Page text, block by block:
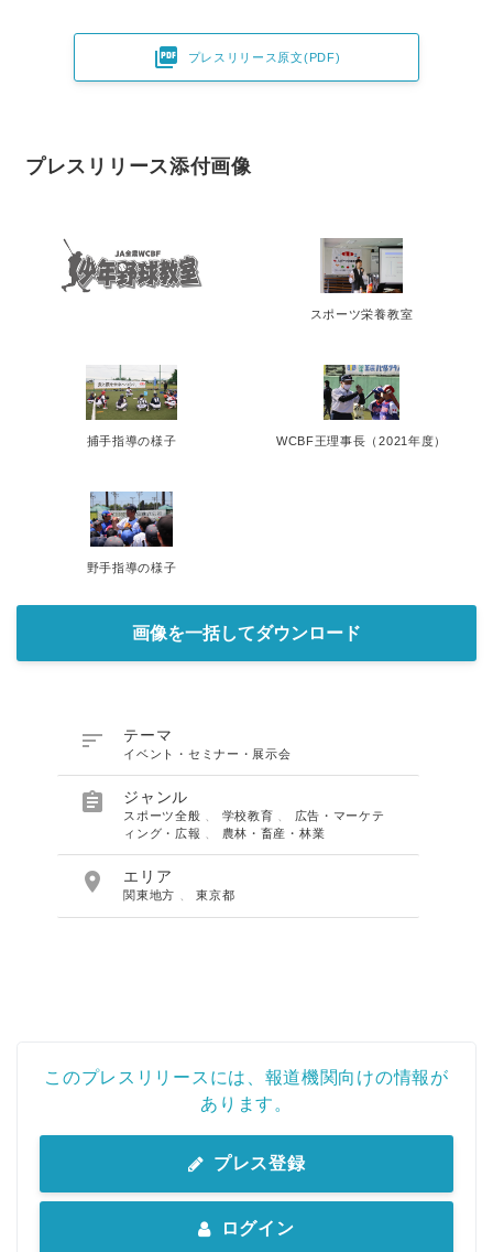
 プレスリリース原文(PDF)
プレスリリース添付画像
スポーツ栄養教室
捕手指導の様子 WCBF王理事長（2021年度）
野手指導の様子
画像を一括してダウンロード
 テーマ
イベント・セミナー・展示会
 ジャンル
スポーツ全般 学校教育
広告・マーケテ
ィング・広報
農林・畜産・林業
 エリア
関東地方 、東京都
このプレスリリースには、報道機関向けの情報が
あります。
プレス登録
ログイン